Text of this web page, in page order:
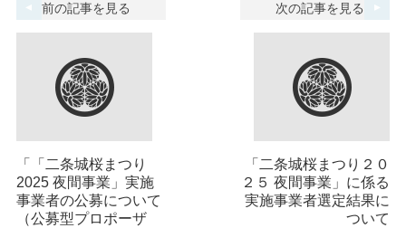
前の記事を見る
「「二条城桜まつり
2025 夜間事業」実施
事業者の公募について
（公募型プロポーザ
次の記事を見る
「二条城桜まつり２０
２５ 夜間事業」に係る
実施事業者選定結果に
ついて